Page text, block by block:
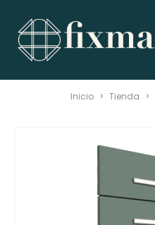
Inicio > Tienda >